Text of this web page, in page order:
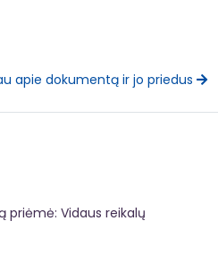
apie dokumentą ir jo priedus
Vidaus reikalų